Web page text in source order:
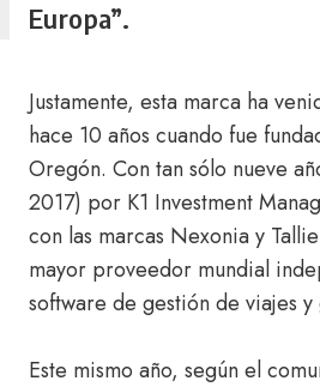
Europa”.
Justamente, esta marca ha
hace 10 años cuando fue
Oregón. Con tan sólo nueve
2017) por K1 Investment
con las marcas Nexonia y
mayor proveedor mundial
software de gestión de viajes y
Este mismo año, según el